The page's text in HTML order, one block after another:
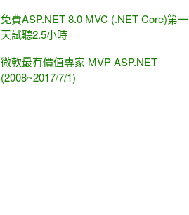
免費ASP.NET 8.0 MVC (.NET Core)第一
天試聽2.5小時
微軟最有價值專家 MVP ASP.NET
(2008~2017/7/1)